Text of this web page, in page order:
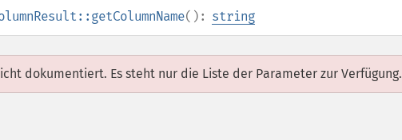
(): string
dokumentiert. Es steht nur die Liste der Parameter zur Verfügung.